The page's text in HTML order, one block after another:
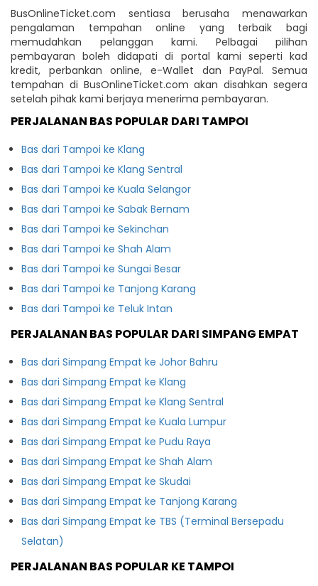
BusOnlineTicket.com sentiasa berusaha menawarkan
pengalaman tempahan online yang terbaik bagi
memudahkan pelanggan kami. Pelbagai pilihan
pembayaran boleh didapati di portal kami seperti kad
kredit, perbankan online, e-Wallet dan PayPal. Semua
tempahan di BusOnlineTicket.com akan disahkan segera
setelah pihak kami berjaya menerima pembayaran.
PERJALANAN BAS POPULAR DARI TAMPOI
Bas dari Tampoi ke Klang
Bas dari Tampoi ke Klang Sentral
Bas dari Tampoi ke Kuala Selangor
Bas dari Tampoi ke Sabak Bernam
Bas dari Tampoi ke Sekinchan
Bas dari Tampoi ke Shah Alam
Bas dari Tampoi ke Sungai Besar
Bas dari Tampoi ke Tanjong Karang
Bas dari Tampoi ke Teluk Intan
PERJALANAN BAS POPULAR DARI SIMPANG EMPAT
Bas dari Simpang Empat ke Johor Bahru
Bas dari Simpang Empat ke Klang
Bas dari Simpang Empat ke Klang Sentral
Bas dari Simpang Empat ke Kuala Lumpur
Bas dari Simpang Empat ke Pudu Raya
Bas dari Simpang Empat ke Shah Alam
Bas dari Simpang Empat ke Skudai
Bas dari Simpang Empat ke Tanjong Karang
Bas dari Simpang Empat ke TBS (Terminal Bersepadu
Selatan)
PERJALANAN BAS POPULAR KE TAMPOI